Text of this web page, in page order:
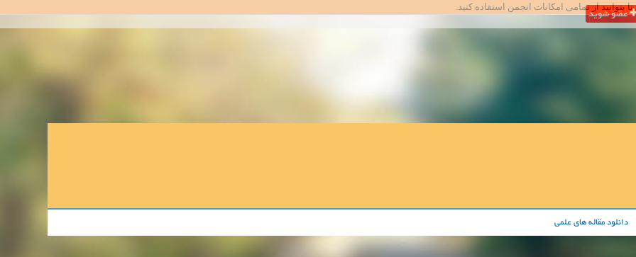
تا بتوانید از تمامی امکانات انجمن استفاده کنید.
دانلود مقاله های علمی
عضو شوید